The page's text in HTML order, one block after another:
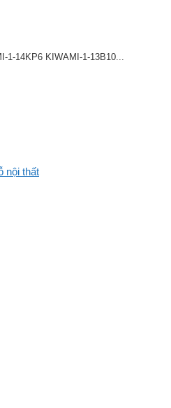
14KP6 KIWAMI-1-13B10...
nội thất